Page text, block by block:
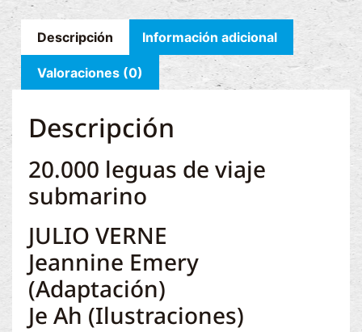
Descripción Información adicional
Valoraciones (0)
Descripción
20.000 leguas de viaje
submarino
JULIO VERNE
Jeannine Emery
(Adaptación)
Je Ah (Ilustraciones)